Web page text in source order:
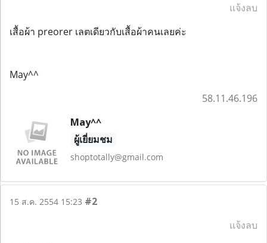
แจ้งลบ
เสื้อผ้า preorer เลตเดียวกับเสื้อผ้าคนเลยค่ะ
May^^
58.11.46.196
May^^
ผู้เยี่ยมชม
shoptotally@gmail.com
15 ส.ค. 2554 15:23 #2
แจ้งลบ